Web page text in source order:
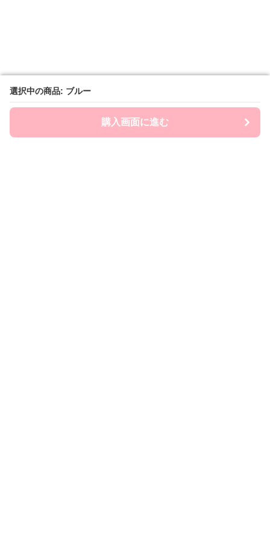
選択中の商品: ブルー
購入画面に進む
選択中の商品: ブルー
購入画面に進む